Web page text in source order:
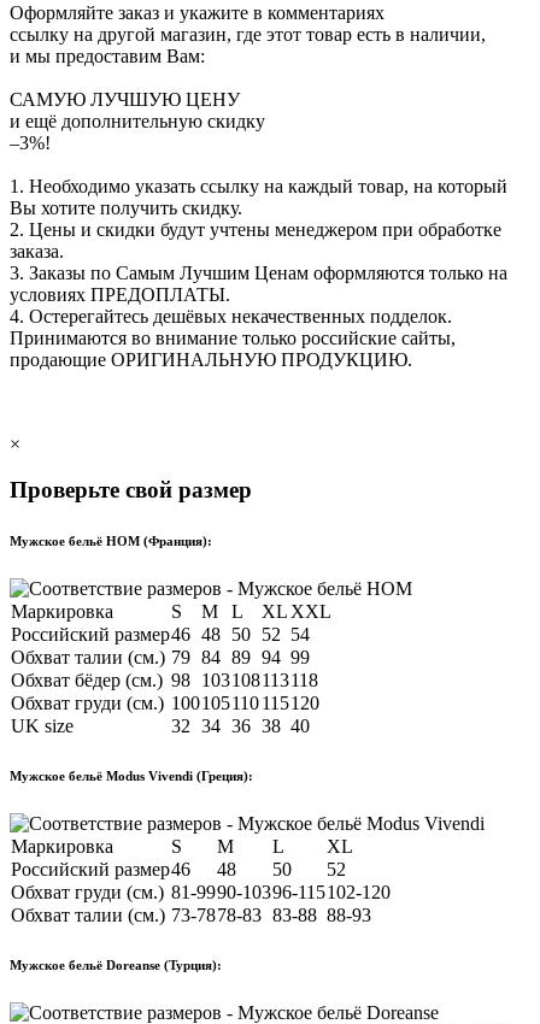
Оформляйте заказ и укажите в комментариях
ссылку на другой магазин, где этот товар есть в наличии,
и мы предоставим Вам:
САМУЮ ЛУЧШУЮ ЦЕНУ
и ещё дополнительную скидку
–3%!
1. Необходимо указать ссылку на каждый товар, на который
Вы хотите получить скидку.
2. Цены и скидки будут учтены менеджером при обработке
заказа.
3. Заказы по Самым Лучшим Ценам оформляются только на
условиях ПРЕДОПЛАТЫ.
4. Остерегайтесь дешёвых некачественных подделок.
Принимаются во внимание только российские сайты,
продающие ОРИГИНАЛЬНУЮ ПРОДУКЦИЮ.
×
Проверьте свой размер
Мужское бельё HOM (Франция):
Маркировка S M L XL XXL
Российский размер46 48 50 52 54
Обхват талии (см.) 79 84 89 94 99
Обхват бёдер (см.) 98 103108113118
Обхват груди (см.) 100105110115120
UK size
32 34 36 38 40
Мужское бельё Modus Vivendi (Греция):
Маркировка S M L
XL
Российский размер46 48 50
52
Обхват груди (см.) 81-9990-10396-115102-120
Обхват талии (см.) 73-7878-83 83-88 88-93
Мужское бельё Doreanse (Турция):